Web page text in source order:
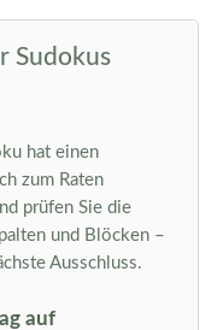
Sudokus
hat einen
zum Raten
prüfen Sie die
und Blöcken –
Ausschluss.
auf